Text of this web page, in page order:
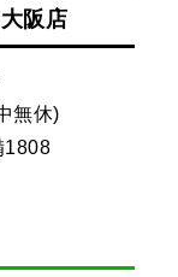
阪店
無休)
1808